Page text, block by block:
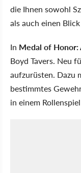
die Ihnen sowohl
als auch einen
In Medal of Honor:
Boyd Tavers. Neu
aufzurüsten. Dazu
bestimmtes
in einem